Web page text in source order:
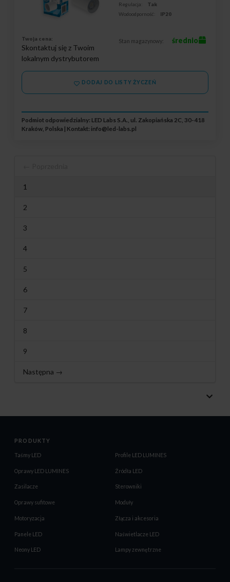
Regulacja:
Tak
Wodoodporność:
IP20
Twoja cena:
Skontaktuj się z Twoim
lokalnym dystrybutorem
Stan magazynowy: średnio
DODAJ DO LISTY ŻYCZEŃ
Podmiot odpowiedzialny: LED Labs S.A., ul. Zakopiańska 2C, 30-418
Kraków, Polska | Kontakt: info@led-labs.pl
1
2
3
4
5
6
7
8
9
Następna →
PRODUKTY
Taśmy LED Profile LED LUMINES
Oprawy LED LUMINES Źródła LED
Zasilacze Sterowniki
Oprawy sufitowe Moduły
Motoryzacja Złącza i akcesoria
Panele LED Naświetlacze LED
Neony LED Lampy zewnętrzne